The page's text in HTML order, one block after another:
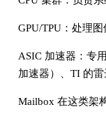
GPU/TPU：处理
ASIC 加速器：专
加速器）、TI 的
Mailbox 在这类架